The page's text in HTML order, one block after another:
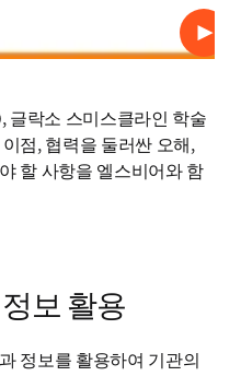
재생
글락소 스미스클라인 학술
점, 협력을 둘러싼 오해,
할 사항을 엘스비어와 함
보 활용
정보를 활용하여 기관의